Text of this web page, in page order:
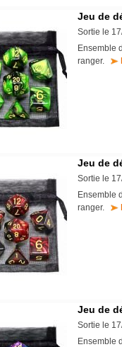
Jeu de
Sortie le
Ensemble
ranger.
Jeu de
Sortie le
Ensemble
ranger.
Jeu de
Sortie le
Ensemble